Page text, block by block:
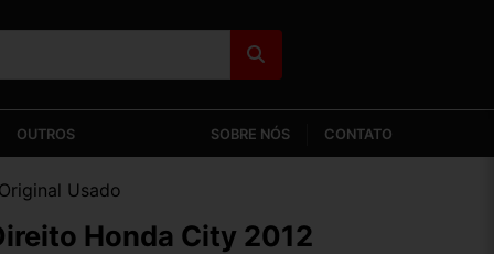
OUTROS SOBRE NÓS CONTATO
Usado
Honda City 2012